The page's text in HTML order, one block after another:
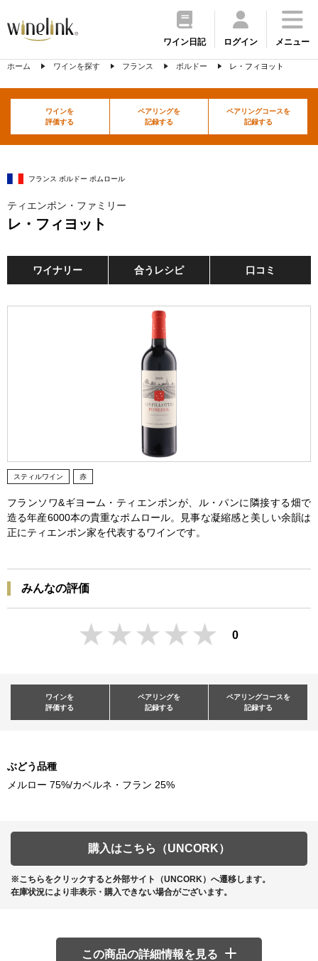
ワイン日記 ログイン メニュー
ホーム ワインを探す フランス ボルドー レ・フィヨット
ワインを
評価する
ペアリングを
記録する
ペアリングコースを
記録する
フランス ボルドー ポムロール
ティエンポン・ファミリー
レ・フィヨット
ワイナリー 合うレシピ 口コミ
スティルワイン 赤
フランソワ&ギヨーム・ティエンポンが、ル・パンに隣接する畑で
造る年産6000本の貴重なポムロール。見事な凝縮感と美しい余韻は
正にティエンポン家を代表するワインです。
みんなの評価
0
ワインを
評価する
ペアリングを
記録する
ペアリングコースを
記録する
ぶどう品種
メルロー 75%/カベルネ・フラン 25%
購入はこちら（UNCORK）
※こちらをクリックすると外部サイト（UNCORK）へ遷移します。
在庫状況により非表示・購入できない場合がございます。
この商品の詳細情報を見る